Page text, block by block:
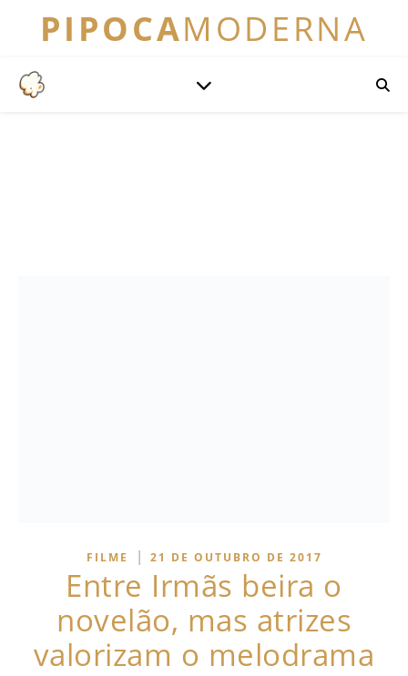
PIPOCAMODERNA
FILME | 21 DE OUTUBRO DE 2017
Entre Irmãs beira o
novelão, mas atrizes
valorizam o melodrama